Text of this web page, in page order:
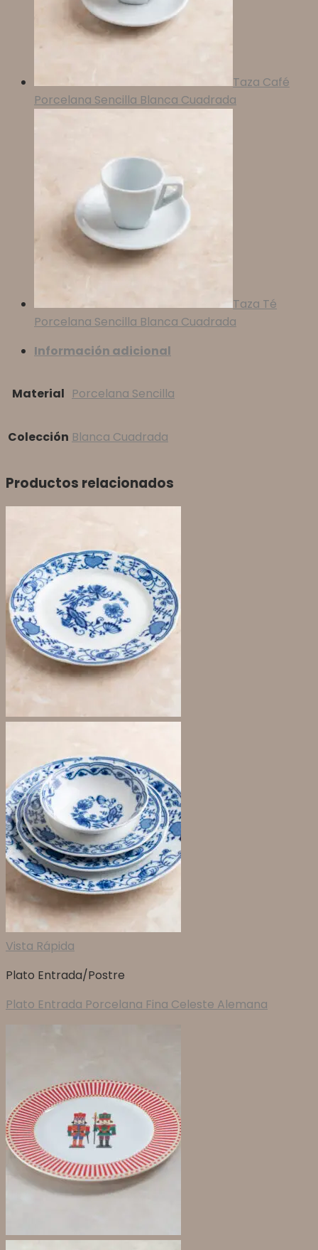
Taza Café
Porcelana Sencilla Blanca Cuadrada
Taza Té
Porcelana Sencilla Blanca Cuadrada
Información adicional
Material Porcelana Sencilla
Colección Blanca Cuadrada
Productos relacionados
Vista Rápida
Plato Entrada/Postre
Plato Entrada Porcelana Fina Celeste Alemana